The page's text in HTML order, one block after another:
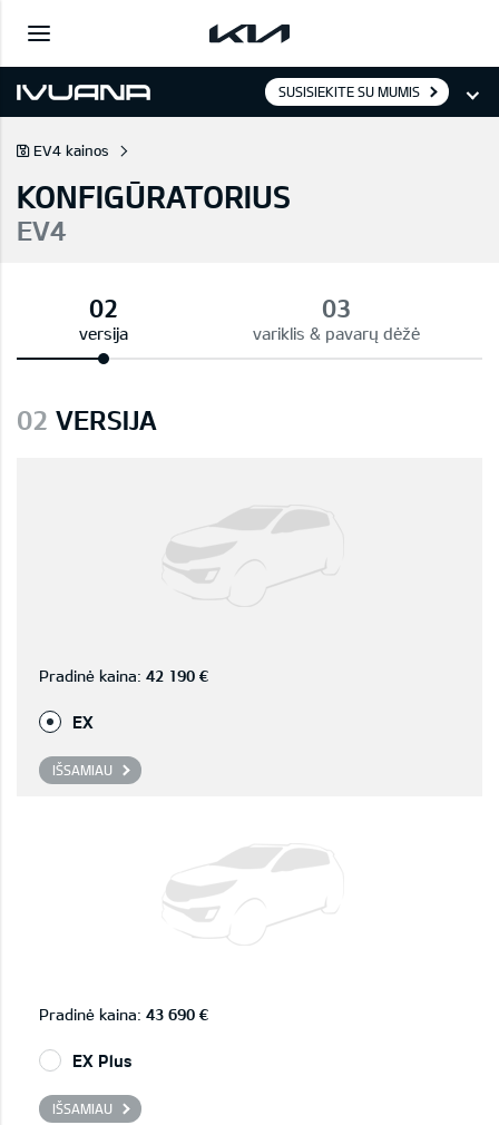
SUSISIEKITE SU MUMIS
EV4 kainos
KONFIGŪRATORIUS
EV4
versija variklis & pavarų dėžė
02 VERSIJA
Pradinė kaina: 42 190 €
EX
IŠSAMIAU
Pradinė kaina: 43 690 €
EX Plus
IŠSAMIAU